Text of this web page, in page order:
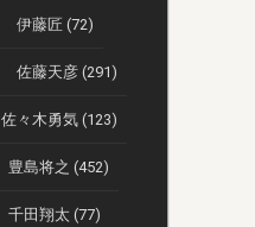
伊藤匠 (72)
佐藤天彦 (291)
佐々木勇気 (123)
豊島将之 (452)
千田翔太 (77)